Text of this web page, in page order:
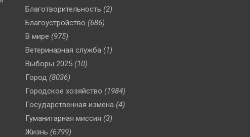
Благотворительность (2)
Благоустройство (686)
В мире (975)
Ветеринарная служба (1)
Выборы 2025 (10)
Город (8036)
Городское хозяйство (1984)
Государственная измена (4)
Гуманитарная миссия (3)
Жизнь (6799)